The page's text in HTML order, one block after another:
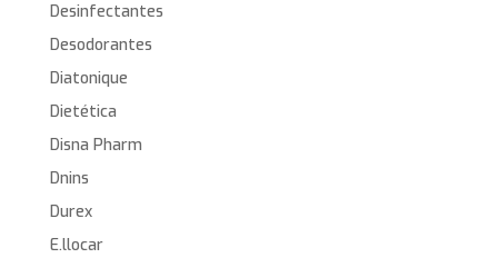
Desinfectantes
Desodorantes
Diatonique
Dietética
Disna Pharm
Dnins
Durex
E.llocar